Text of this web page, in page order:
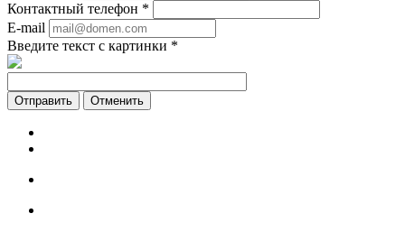
Контактный телефон *
E-mail
Введите текст с картинки *
Отменить